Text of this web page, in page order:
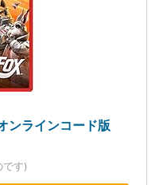
ンラインコード版
です)